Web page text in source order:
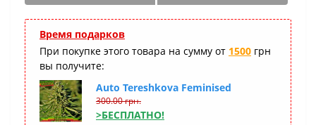
Время подарков
При покупке этого товара на сумму от 1500 грн
вы получите:
Auto Tereshkova Feminised
300.00 грн.
>БЕСПЛАТНО!